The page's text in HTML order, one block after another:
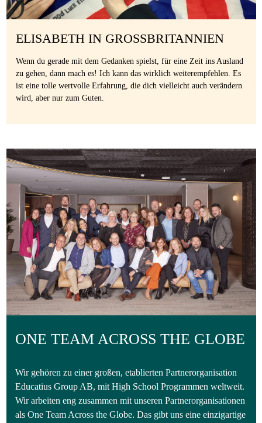
ELISABETH IN GROSSBRITANNIEN
Wenn du gerade mit dem Gedanken spielst, für eine Zeit ins Ausland
zu gehen, dann mach es! Ich kann das wirklich weiterempfehlen. Es
ist eine tolle wertvolle Erfahrung, die dich vielleicht auch verändern
wird, aber nur zum Guten.
ONE TEAM ACROSS THE GLOBE
Wir gehören zu einer großen, etablierten Partnerorganisation
Educatius Group AB, mit High School Programmen weltweit.
Wir arbeiten eng zusammen mit unseren Partnerorganisationen
als One Team Across the Globe. Das gibt uns eine einzigartige